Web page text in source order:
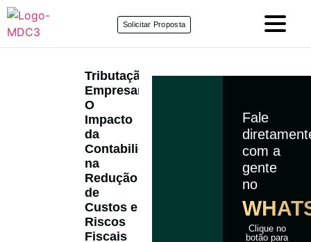
Solicitar Proposta
Tributação
Empresarial:
O
Impacto
da
Contabilidade
na
Redução
de
Custos e
Riscos
Fiscais
Fale
com a
gente
no
Clique no
botão para